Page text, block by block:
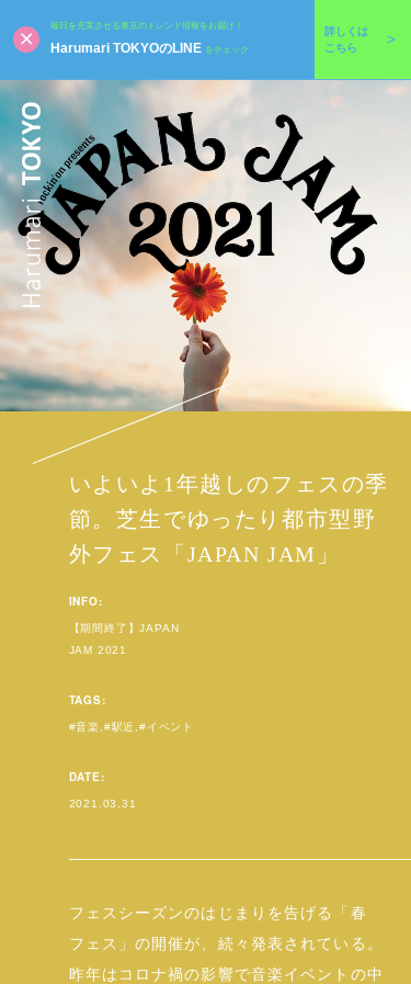
毎日を充実させる東京のトレンド情報をお届け！
Harumari TOKYOのLINE をチェック
詳しくは
こちら
いよいよ1年越しのフェスの季
節。芝生でゆったり都市型野
外フェス「JAPAN JAM」
INFO:
【期間終了】JAPAN
JAM 2021
TAGS:
音楽 駅近 イベント
DATE:
2021.03.31
フェスシーズンのはじまりを告げる「春
フェス」の開催が、続々発表されている。
昨年はコロナ禍の影響で音楽イベントの中